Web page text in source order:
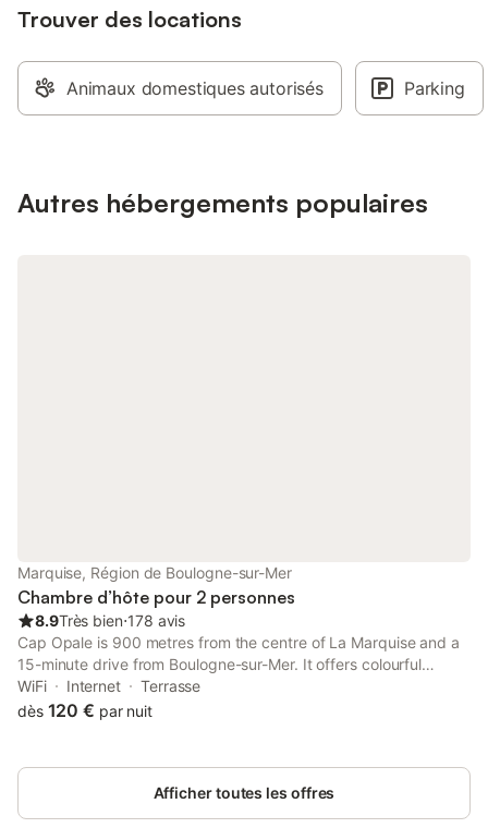
renseignements ou
vous recevoir Linge
grande serviette, 1
Trouver des locations
Animaux domestiques autorisés Parking
Autres hébergements populaires
Marquise, Région de Boulogne-sur-Mer
Chambre d’hôte pour 2 personnes
8.9Très bien⋅178 avis
Cap Opale is 900 metres from the centre of La Marquise and a
15-minute drive from Boulogne-sur-Mer. It offers colourful
rooms, free Wi-Fi access and a garden with lounge beds. All the
heated rooms are soundproofed and individually decorated.
WiFi Internet
Terrasse
dès 120 € par nuit
Afficher toutes les offres